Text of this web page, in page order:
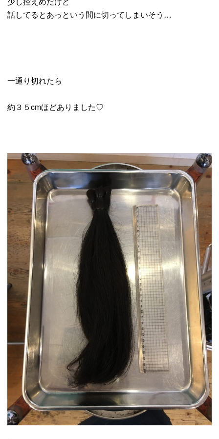
話してるとあっという間に切ってしまいそう…
一通り切れたら
約３５cmほどありました♡